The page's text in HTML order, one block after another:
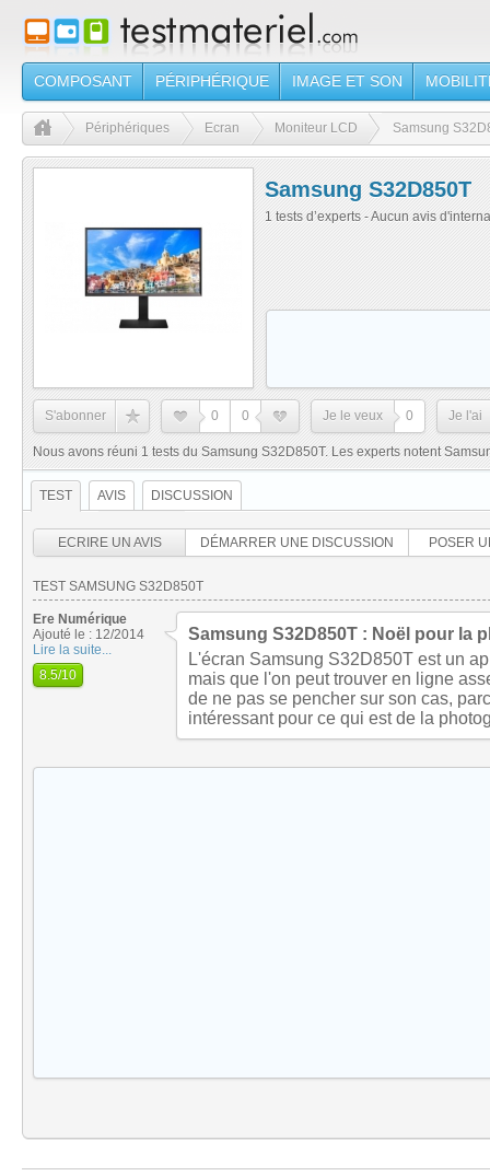
COMPOSANT PÉRIPHÉRIQUE IMAGE ET SON
Périphériques Ecran Moniteur LCD Samsung
Samsung S32D850T
1 tests d’experts - Aucun avis
S'abonner 0 0 Je le veux 0 Je l'ai
Nous avons réuni 1 tests du Samsung S32D850T. Les experts notent
TEST AVIS DISCUSSION
ECRIRE UN AVIS DÉMARRER UNE DISCUSSION POSER
TEST SAMSUNG S32D850T
Ere Numérique
Ajouté le : 12/2014
Lire la suite...
8.5/10
Samsung S32D850T : Noël pour la
L'écran Samsung S32D850T est un
mais que l'on peut trouver en ligne
de ne pas se pencher sur son cas,
intéressant pour ce qui est de la